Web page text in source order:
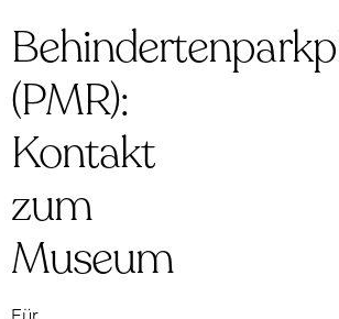
(PMR):
Kontakt
zum
Museum